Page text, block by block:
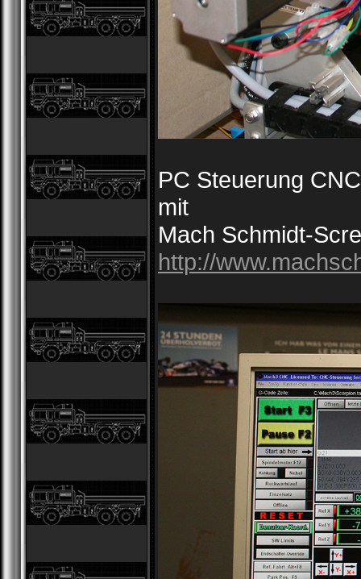
PC Steuerung
mit
Mach Schmidt-
http://